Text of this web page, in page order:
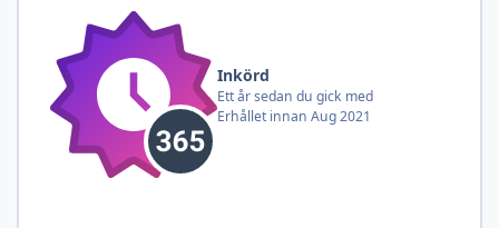
Inkörd
Ett år sedan du gick med
Erhållet innan Aug 2021